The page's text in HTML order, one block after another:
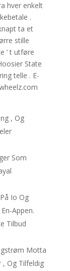
hver enkelt
.
ta et
stille
‘ t utføre
State
telle . E-
, Og
Som
Io Og
Appen.
Tilbud
Motta
, Og Tilfeldig